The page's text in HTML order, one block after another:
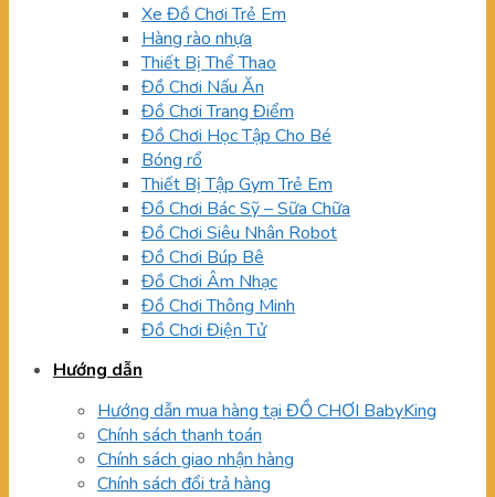
Xe Đồ Chơi Trẻ Em
Hàng rào nhựa
Thiết Bị Thể Thao
Đồ Chơi Nấu Ăn
Đồ Chơi Trang Điểm
Đồ Chơi Học Tập Cho Bé
Bóng rổ
Thiết Bị Tập Gym Trẻ Em
Đồ Chơi Bác Sỹ – Sữa Chữa
Đồ Chơi Siêu Nhân Robot
Đồ Chơi Búp Bê
Đồ Chơi Âm Nhạc
Đồ Chơi Thông Minh
Đồ Chơi Điện Tử
Hướng dẫn
Hướng dẫn mua hàng tại ĐỒ CHƠI BabyKing
Chính sách thanh toán
Chính sách giao nhận hàng
Chính sách đổi trả hàng